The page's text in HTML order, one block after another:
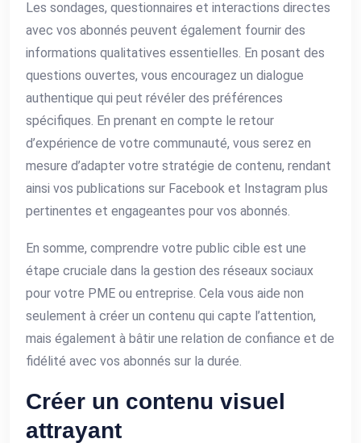
Les sondages, questionnaires et interactions directes
avec vos abonnés peuvent également fournir des
informations qualitatives essentielles. En posant des
questions ouvertes, vous encouragez un dialogue
authentique qui peut révéler des préférences
spécifiques. En prenant en compte le retour
d’expérience de votre communauté, vous serez en
mesure d’adapter votre stratégie de contenu, rendant
ainsi vos publications sur Facebook et Instagram plus
pertinentes et engageantes pour vos abonnés.
En somme, comprendre votre public cible est une
étape cruciale dans la gestion des réseaux sociaux
pour votre PME ou entreprise. Cela vous aide non
seulement à créer un contenu qui capte l’attention,
mais également à bâtir une relation de confiance et de
fidélité avec vos abonnés sur la durée.
Créer un contenu visuel
attrayant